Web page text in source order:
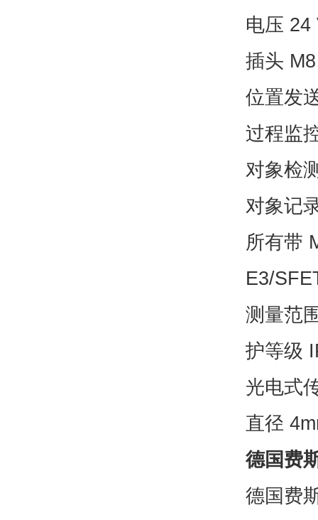
电压
插头
位置发
过程监
对象检
对象记
所有带
E3/
测量范
护等级
光电式
直径
德国费
德国费